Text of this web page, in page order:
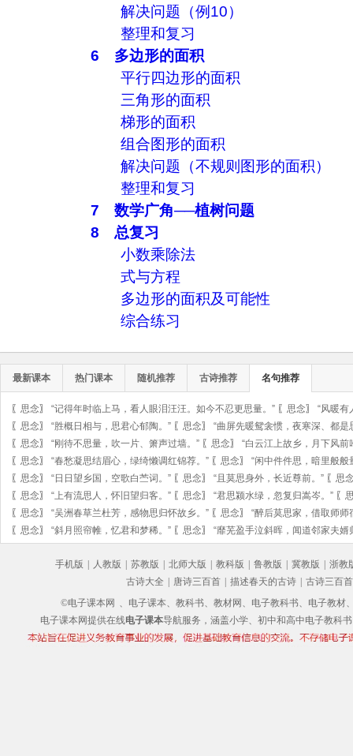
解决问题（例10）
整理和复习
6 多边形的面积
平行四边形的面积
三角形的面积
梯形的面积
组合图形的面积
解决问题（不规则图形的面积）
整理和复习
7 数学广角──植树问题
8 总复习
小数乘除法
式与方程
多边形的面积及可能性
综合练习
最新课本 热门课本 随机推荐 古诗推荐 名句推荐
〖 思念〗 “记得年时临上马，看人眼泪汪汪。如今不忍更思量。” 〖 思念〗 “风暖有
〖 思念〗 “胜概日相与，思君心郁陶。” 〖 思念〗 “曲屏先暖鸳衾惯，夜寒深、都是
〖 思念〗 “刚待不思量，吹一片、箫声过墙。” 〖 思念〗 “白云江上故乡，月下风前
〖 思念〗 “春愁凝思结眉心，绿绮懒调红锦荐。” 〖 思念〗 “闲中件件思，暗里般般
〖 思念〗 “日日望乡国，空歌白苎词。” 〖 思念〗 “且莫思身外，长近尊前。” 〖 思
〖 思念〗 “上有流思人，怀旧望归客。” 〖 思念〗 “君思颍水绿，忽复归嵩岑。” 〖
〖 思念〗 “吴洲春草兰杜芳，感物思归怀故乡。” 〖 思念〗 “醉后莫思家，借取师师
〖 思念〗 “斜月照帘帷，忆君和梦稀。” 〖 思念〗 “靡芜盈手泣斜晖，闻道邻家夫婿
手机版 | 人教版 | 苏教版 | 北师大版 | 教科版 | 鲁教版 | 冀教版 | 浙教
古诗大全 | 唐诗三百首 | 描述春天的古诗 | 古诗三百首
©电子课本网
、电子课本、教科书、教材网、电子教科书、电子教
电子课本网提供在线电子课本导航服务，涵盖小学、初中和高中电子教科